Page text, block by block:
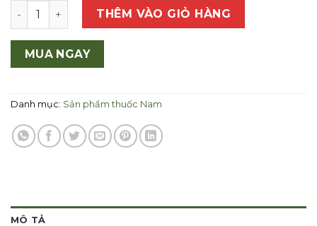
Siro ho, cúm người xưa số lượng
THÊM VÀO GIỎ HÀNG
MUA NGAY
Danh mục: Sản phẩm thuốc Nam
MÔ TẢ